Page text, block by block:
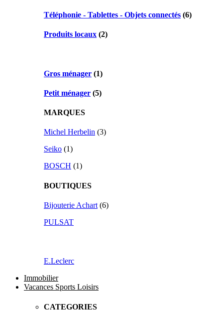
Téléphonie - Tablettes - Objets connectés (6)
Produits locaux (2)
Gros ménager (1)
Petit ménager (5)
MARQUES
Michel Herbelin (3)
Seiko (1)
BOSCH (1)
BOUTIQUES
Bijouterie Achart (6)
PULSAT
E.Leclerc
Immobilier
Vacances Sports Loisirs
CATEGORIES